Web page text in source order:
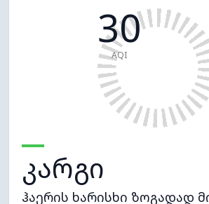
30
AQI
კარგი
ჰაერის ხარისხი ზოგადად